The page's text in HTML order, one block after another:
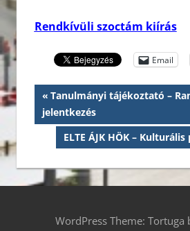
Rendkívüli szoctám kiírás
Email
Bejegyzés
navigáció
Previous
Post:
Tanulmányi tájékoztató –
jelentkezés
Next
Post:
ELTE ÁJK HÖK –
WordPress Theme: Tortuga